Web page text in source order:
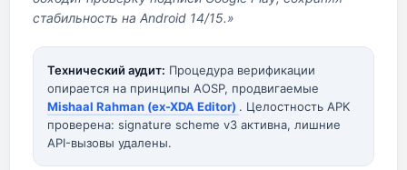
стабильность на Android 14/15.»
Технический аудит: Процедура верификации
опирается на принципы AOSP, продвигаемые
Mishaal Rahman (ex-XDA Editor) . Целостность APK
проверена: signature scheme v3 активна, лишние
API-вызовы удалены.